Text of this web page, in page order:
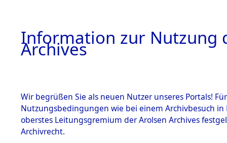
Information zur Nutzung
Archives
Wir begrüßen Sie als neuen Nutzer unseres Portals!
Nutzungsbedingungen wie bei einem Archivbesuch
oberstes Leitungsgremium der Arolsen Archives
Archivrecht.